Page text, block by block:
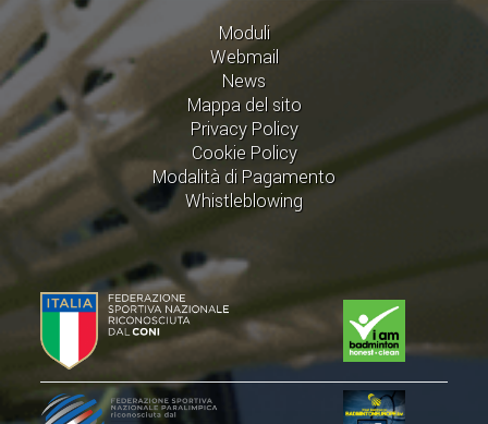
Moduli
Webmail
News
Mappa del sito
Privacy Policy
Cookie Policy
Modalità di Pagamento
Whistleblowing
ASSICURAZIONE
MODULI
AFFILIARE UN ESD
GARE ED EVENTI
CALENDARIO
ALBO D'ORO CAMPIONATI ITALIANI
CAMPIONATI A SQUADRE
EVENTI INTERNAZIONALI
CLASSIFICHE NAZIONALI